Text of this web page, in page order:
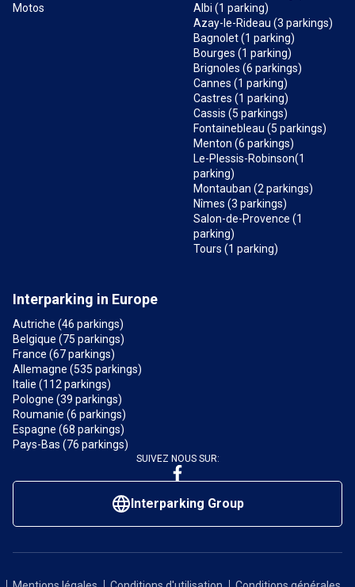
Motos
Albi (1 parking)
Azay-le-Rideau (3 parkings)
Bagnolet (1 parking)
Bourges (1 parking)
Brignoles (6 parkings)
Cannes (1 parking)
Castres (1 parking)
Cassis (5 parkings)
Fontainebleau (5 parkings)
Menton (6 parkings)
Le-Plessis-Robinson(1
parking)
Montauban (2 parkings)
Nîmes (3 parkings)
Salon-de-Provence (1
parking)
Tours (1 parking)
Interparking in Europe
Autriche (46 parkings)
Belgique (75 parkings)
France (67 parkings)
Allemagne (535 parkings)
Italie (112 parkings)
Pologne (39 parkings)
Roumanie (6 parkings)
Espagne (68 parkings)
Pays-Bas (76 parkings)
SUIVEZ NOUS SUR:
Interparking Group